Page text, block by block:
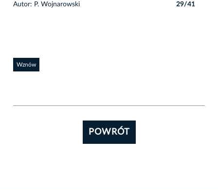
Autor: P. Wojnarowski 29/41
Wznów
POWRÓT